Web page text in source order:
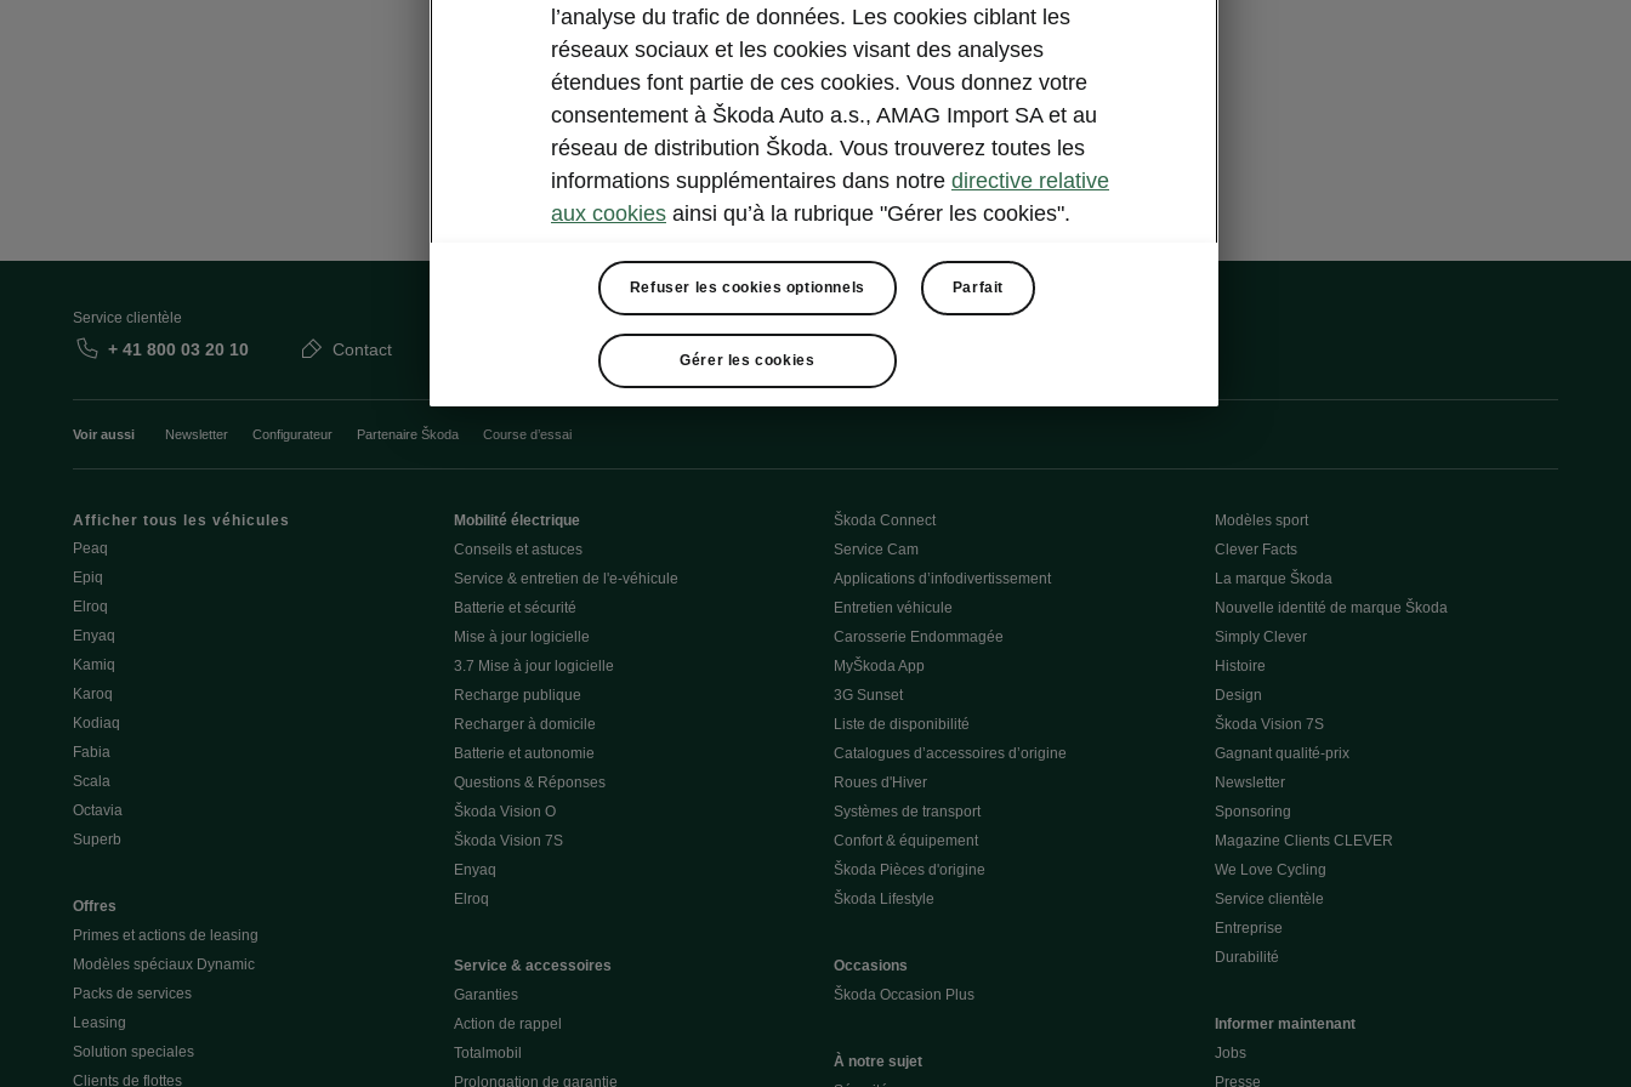
Service clientèle
+ 41 800 03 20 10 Contact
Voir aussi Newsletter Configurateur Partenaire Škoda Course d’essai
Afficher tous les véhicules
Peaq
Epiq
Elroq
Enyaq
Kamiq
Karoq
Kodiaq
Fabia
Scala
Octavia
Superb
Offres
Primes et actions de leasing
Modèles spéciaux Dynamic
Packs de services
Leasing
Solution speciales
Clients de flottes
Mobilité électrique
Conseils et astuces
Service & entretien de l'e-véhicule
Batterie et sécurité
Mise à jour logicielle
3.7 Mise à jour logicielle
Recharge publique
Recharger à domicile
Batterie et autonomie
Questions & Réponses
Škoda Vision O
Škoda Vision 7S
Enyaq
Elroq
Service & accessoires
Garanties
Action de rappel
Totalmobil
Prolongation de garantie
Škoda Connect
Service Cam
Applications d’infodivertissement
Entretien véhicule
Carosserie Endommagée
MyŠkoda App
3G Sunset
Liste de disponibilité
Catalogues d’accessoires d’origine
Roues d'Hiver
Systèmes de transport
Confort & équipement
Škoda Pièces d'origine
Škoda Lifestyle
Occasions
Škoda Occasion Plus
À notre sujet
Modèles sport
Clever Facts
La marque Škoda
Nouvelle identité de marque Škoda
Simply Clever
Histoire
Design
Škoda Vision 7S
Gagnant qualité-prix
Newsletter
Sponsoring
Magazine Clients CLEVER
We Love Cycling
Service clientèle
Entreprise
Durabilité
Informer maintenant
Jobs
Presse
l’analyse du trafic de données. Les cookies ciblant les
réseaux sociaux et les cookies visant des analyses
étendues font partie de ces cookies. Vous donnez votre
consentement à Škoda Auto a.s., AMAG Import SA et au
réseau de distribution Škoda. Vous trouverez toutes les
informations supplémentaires dans notre directive relative
aux cookies ainsi qu’à la rubrique "Gérer les cookies".
Refuser les cookies optionnels Parfait
Gérer les cookies